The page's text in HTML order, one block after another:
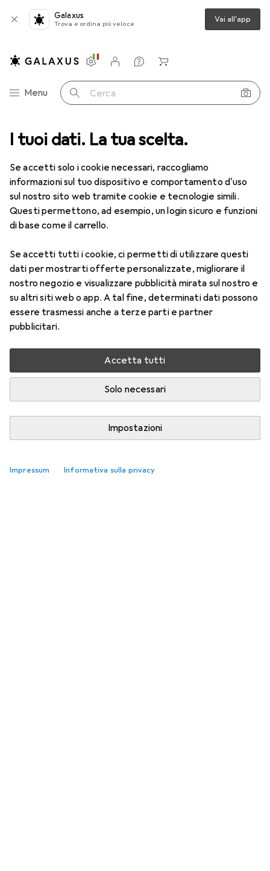
I tuoi dati. La tua scelta.
Se accetti solo i cookie necessari, raccogliamo
informazioni sul tuo dispositivo e comportamento d'uso
sul nostro sito web tramite cookie e tecnologie simili.
Questi permettono, ad esempio, un login sicuro e funzioni
di base come il carrello.
Se accetti tutti i cookie, ci permetti di utilizzare questi
dati per mostrarti offerte personalizzate, migliorare il
nostro negozio e visualizzare pubblicità mirata sul nostro e
su altri siti web o app. A tal fine, determinati dati possono
essere trasmessi anche a terze parti e partner
pubblicitari.
Accetta tutti
Solo necessari
Impostazioni
Impressum Informativa sulla privacy
Galaxus
Trova e ordina più veloce Vai all'app
Categoria Navigazione
Menu Cerca
Impostazioni
Conto cliente
Liste di confronto
Liste dei desideri
Carrello
da lavoro No Risk Scarpa bassa di sicurezza S3
No RiskScarpa bassa di sicurezza S3
4 dimensioni
Accessori per No Risk Scarpa
bassa di sicurezza S3
Qui trovi accessori adatti per il prodotto No Risk Scarpa
bassa di sicurezza S3.
Rilevanza